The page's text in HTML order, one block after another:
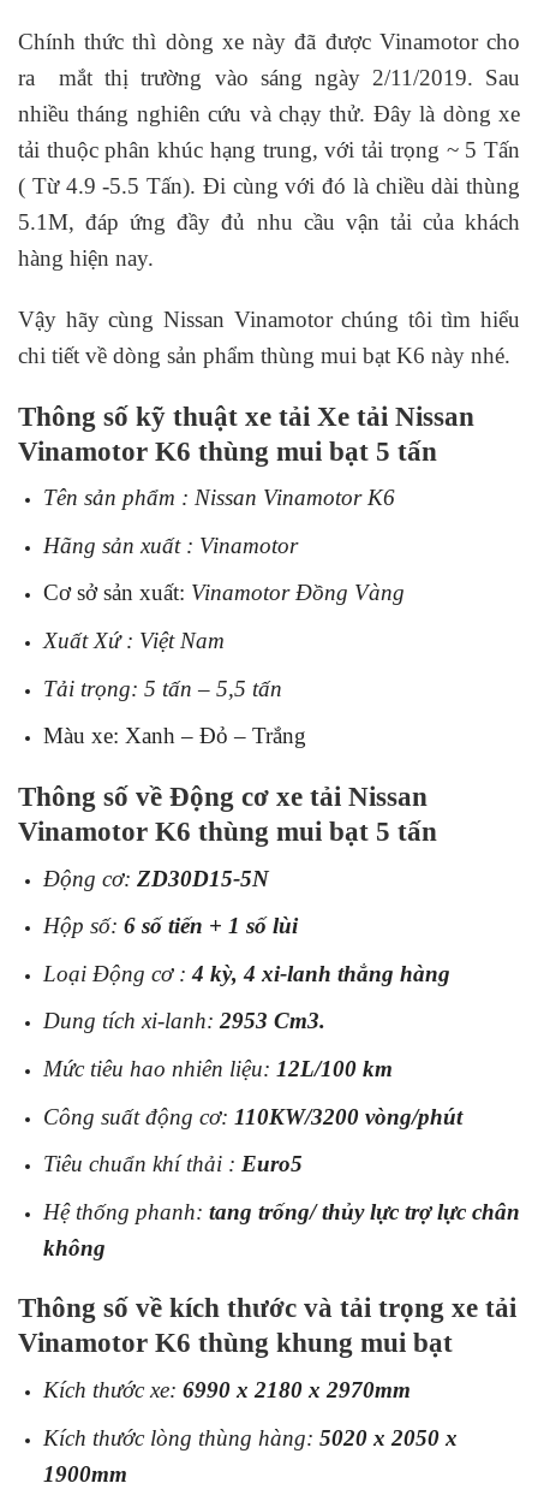
Chính thức thì dòng xe này đã được Vinamotor cho
ra mắt thị trường vào sáng ngày 2/11/2019. Sau
nhiều tháng nghiên cứu và chạy thử. Đây là dòng xe
tải thuộc phân khúc hạng trung, với tải trọng ~ 5 Tấn
( Từ 4.9 -5.5 Tấn). Đi cùng với đó là chiều dài thùng
5.1M, đáp ứng đầy đủ nhu cầu vận tải của khách
hàng hiện nay.
Vậy hãy cùng Nissan Vinamotor chúng tôi tìm hiểu
chi tiết về dòng sản phẩm thùng mui bạt K6 này nhé.
Thông số kỹ thuật xe tải Xe tải Nissan
Vinamotor K6 thùng mui bạt 5 tấn
Tên sản phẩm : Nissan Vinamotor K6
Hãng sản xuất : Vinamotor
Cơ sở sản xuất: Vinamotor Đồng Vàng
Xuất Xứ : Việt Nam
Tải trọng: 5 tấn – 5,5 tấn
Màu xe: Xanh – Đỏ – Trắng
Thông số về Động cơ xe tải Nissan
Vinamotor K6 thùng mui bạt 5 tấn
Động cơ: ZD30D15-5N
Hộp số: 6 số tiến + 1 số lùi
Loại Động cơ : 4 kỳ, 4 xi-lanh thẳng hàng
Dung tích xi-lanh:2953 Cm3.
Mức tiêu hao nhiên liệu: 12L/100 km
Công suất động cơ: 110KW/3200 vòng/phút
Tiêu chuẩn khí thải : Euro5
Hệ thống phanh: tang trống/ thủy lực trợ lực chân
không
Thông số về kích thước và tải trọng xe tải
Vinamotor K6 thùng khung mui bạt
Kích thước xe: 6990 x 2180 x 2970mm
Kích thước lòng thùng hàng: 5020 x 2050 x
1900mm